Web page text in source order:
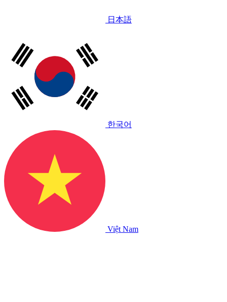
日本語
한국어
Việt Nam